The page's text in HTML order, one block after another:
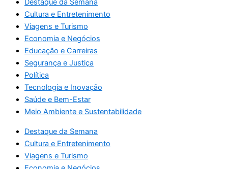
Destaque da Semana
Cultura e Entretenimento
Viagens e Turismo
Economia e Negócios
Educação e Carreiras
Segurança e Justiça
Política
Tecnologia e Inovação
Saúde e Bem-Estar
Meio Ambiente e Sustentabilidade
Destaque da Semana
Cultura e Entretenimento
Viagens e Turismo